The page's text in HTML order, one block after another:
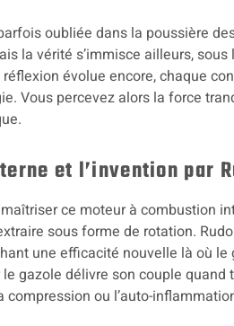
oubliée dans la poussière
la vérité s’immisce ailleurs, sous
évolue encore, chaque
Vous percevez alors la force
et l’invention par
ce moteur à combustion
sous forme de rotation.
une efficacité nouvelle là où le
le gazole délivre son couple quand
ou l’auto-